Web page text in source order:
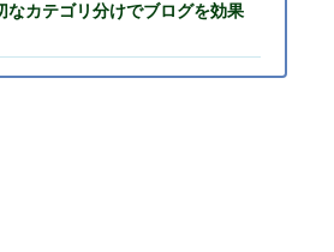
なカテゴリ分けでブログを効果